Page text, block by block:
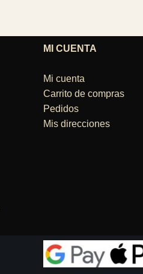
MI CUENTA
Mi cuenta
Carrito de compras
Pedidos
Mis direcciones